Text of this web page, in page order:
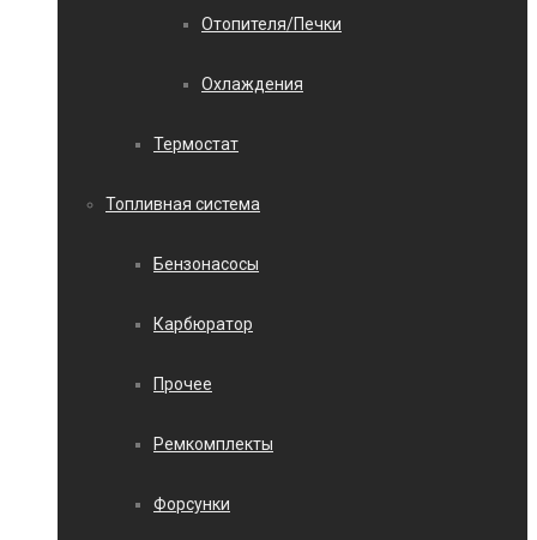
Отопителя/Печки
Охлаждения
Термостат
Топливная система
Бензонасосы
Карбюратор
Прочее
Ремкомплекты
Форсунки